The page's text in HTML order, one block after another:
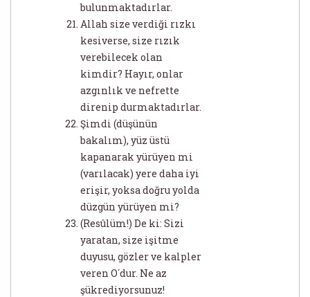
bulunmaktadırlar.
Allah size verdiği rızkı
kesiverse, size rızık
verebilecek olan
kimdir? Hayır, onlar
azgınlık ve nefrette
direnip durmaktadırlar.
Şimdi (düşünün
bakalım), yüz üstü
kapanarak yürüyen mi
(varılacak) yere daha iyi
erişir, yoksa doğru yolda
düzgün yürüyen mi?
(Resûlüm!) De ki: Sizi
yaratan, size işitme
duyusu, gözler ve kalpler
veren O´dur. Ne az
şükrediyorsunuz!